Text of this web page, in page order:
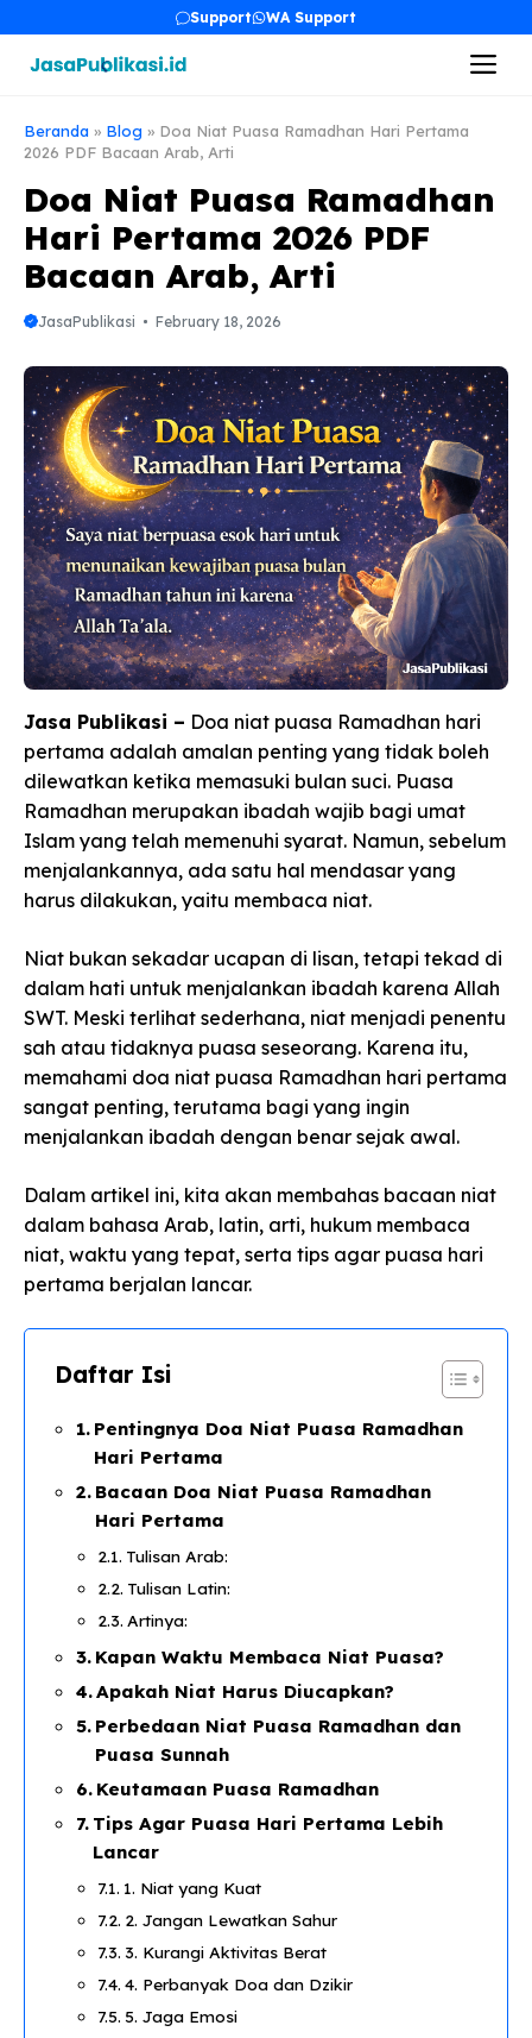
content
Support WA Support
Beranda » Blog » Doa Niat Puasa Ramadhan Hari Pertama
2026 PDF Bacaan Arab, Arti
Doa Niat Puasa Ramadhan
Hari Pertama 2026 PDF
Bacaan Arab, Arti
JasaPublikasi February 18, 2026
Jasa Publikasi – Doa niat puasa Ramadhan hari
pertama adalah amalan penting yang tidak boleh
dilewatkan ketika memasuki bulan suci. Puasa
Ramadhan merupakan ibadah wajib bagi umat
Islam yang telah memenuhi syarat. Namun, sebelum
menjalankannya, ada satu hal mendasar yang
harus dilakukan, yaitu membaca niat.
Niat bukan sekadar ucapan di lisan, tetapi tekad di
dalam hati untuk menjalankan ibadah karena Allah
SWT. Meski terlihat sederhana, niat menjadi penentu
sah atau tidaknya puasa seseorang. Karena itu,
memahami doa niat puasa Ramadhan hari pertama
sangat penting, terutama bagi yang ingin
menjalankan ibadah dengan benar sejak awal.
Dalam artikel ini, kita akan membahas bacaan niat
dalam bahasa Arab, latin, arti, hukum membaca
niat, waktu yang tepat, serta tips agar puasa hari
pertama berjalan lancar.
Daftar Isi
Pentingnya Doa Niat Puasa Ramadhan
Hari Pertama
Bacaan Doa Niat Puasa Ramadhan
Hari Pertama
Tulisan Arab:
Tulisan Latin:
Artinya:
Kapan Waktu Membaca Niat Puasa?
Apakah Niat Harus Diucapkan?
Perbedaan Niat Puasa Ramadhan dan
Puasa Sunnah
Keutamaan Puasa Ramadhan
Tips Agar Puasa Hari Pertama Lebih
Lancar
1. Niat yang Kuat
2. Jangan Lewatkan Sahur
3. Kurangi Aktivitas Berat
4. Perbanyak Doa dan Dzikir
5. Jaga Emosi